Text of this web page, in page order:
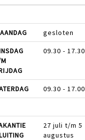
gesloten
09.30 - 17.30
09.30 - 17.00
27 juli t/m 5
augustus